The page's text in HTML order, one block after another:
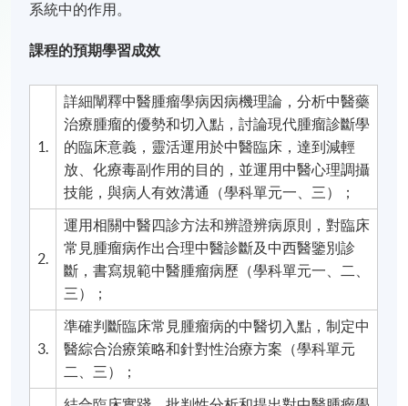
系統中的作用。
課程的預期學習成效
1.
詳細闡釋中醫腫瘤學病因病機理論，分析中醫藥
治療腫瘤的優勢和切入點，討論現代腫瘤診斷學
的臨床意義，靈活運用於中醫臨床，達到減輕
放、化療毒副作用的目的，並運用中醫心理調攝
技能，與病人有效溝通（學科單元一、三）；
2.
運用相關中醫四診方法和辨證辨病原則，對臨床
常見腫瘤病作出合理中醫診斷及中西醫鑒別診
斷，書寫規範中醫腫瘤病歷（學科單元一、二、
三）；
3.
準確判斷臨床常見腫瘤病的中醫切入點，制定中
醫綜合治療策略和針對性治療方案（學科單元
二、三）；